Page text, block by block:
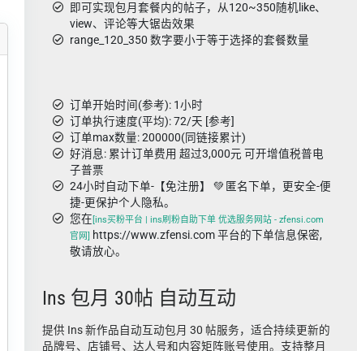
即可实现包月套餐内的帖子，从120~350随机like、
view、评论等大锯齿效果
range_120_350 数字要小于等于选择的套餐数量
订单开始时间(参考): 1小时
订单执行速度(平均): 72/天 [参考]
订单max数量: 200000(同链接累计)
好消息: 累计订单费用 超过3,000元 可开增值税普电
子普票
24小时自动下单-【免注册】 💚 匿名下单，更安全-便
捷-更保护个人隐私。
您在[ins买粉平台 | ins刷粉自助下单 优选服务网站 - zfensi.com
官网] https://www.zfensi.com 平台的下单信息保密,
敬请放心。
Ins 包月 30帖 自动互动
提供 Ins 新作品自动互动包月 30 帖服务，适合持续更新的
品牌号、店铺号、达人号和内容矩阵账号使用。支持整月